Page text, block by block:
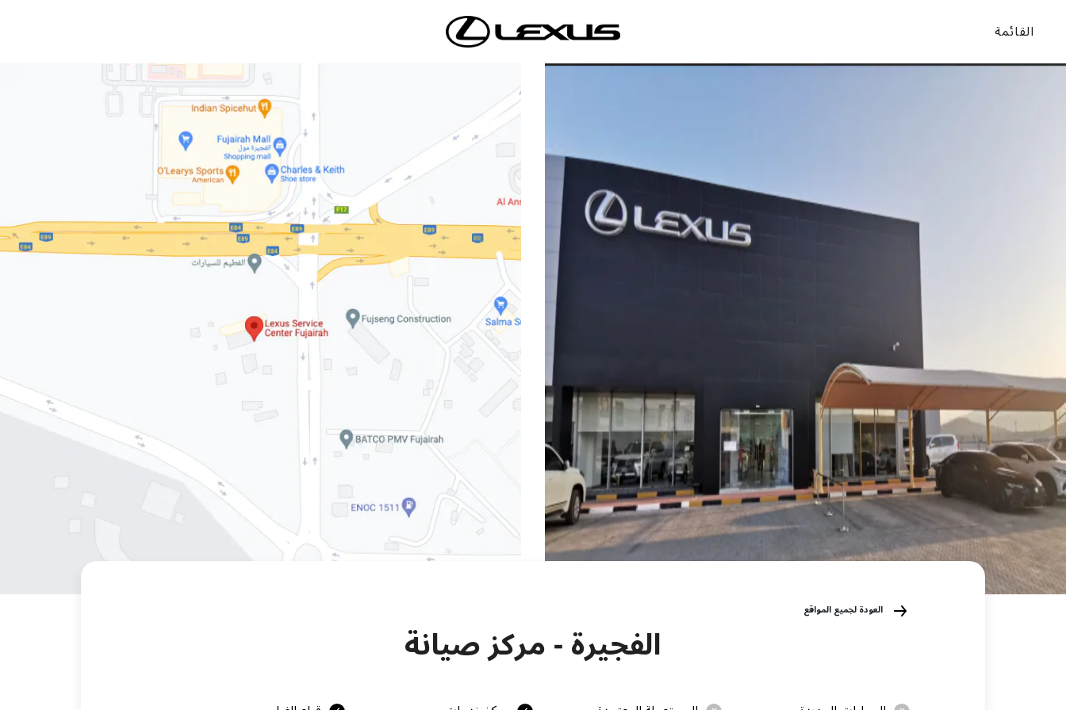
القائمة
الفجيرة - مركز صيانة
العودة لجميع المواقع